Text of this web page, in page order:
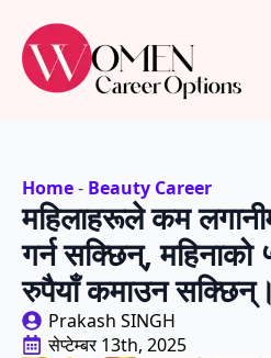
Home- Beauty Career
महिलाहरूले कम
गर्न सक्छिन्,
रुपैयाँ कमाउन सक्छिन्।
Prakash SINGH
सेप्टेम्बर 13th, 2025